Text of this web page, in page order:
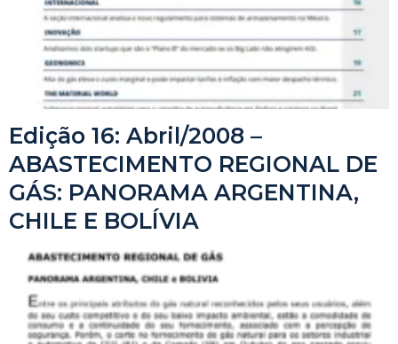
Edição 16: Abril/2008 –
ABASTECIMENTO REGIONAL DE
GÁS: PANORAMA ARGENTINA,
CHILE E BOLÍVIA